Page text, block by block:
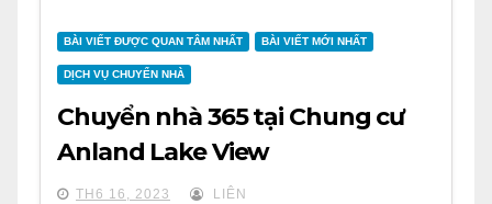
BÀI VIẾT ĐƯỢC QUAN TÂM NHẤT BÀI VIẾT MỚI NHẤT
DỊCH VỤ CHUYỂN NHÀ
Chuyển nhà 365 tại Chung cư
Anland Lake View
TH6 16, 2023 LIÊN